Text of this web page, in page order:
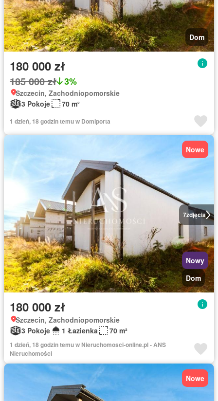
Dom
180 000 zł
185 000 zł 3%
Szczecin, Zachodniopomorskie
3 Pokoje
70 m²
1 dzień, 18 godzin temu w Domiporta
7zdjęcia
Nowe
Nowy
Dom
180 000 zł
Szczecin, Zachodniopomorskie
3 Pokoje
1 Łazienka 70 m²
1 dzień, 18 godzin temu w Nieruchomosci-online.pl - ANS
Nieruchomości
Nowe